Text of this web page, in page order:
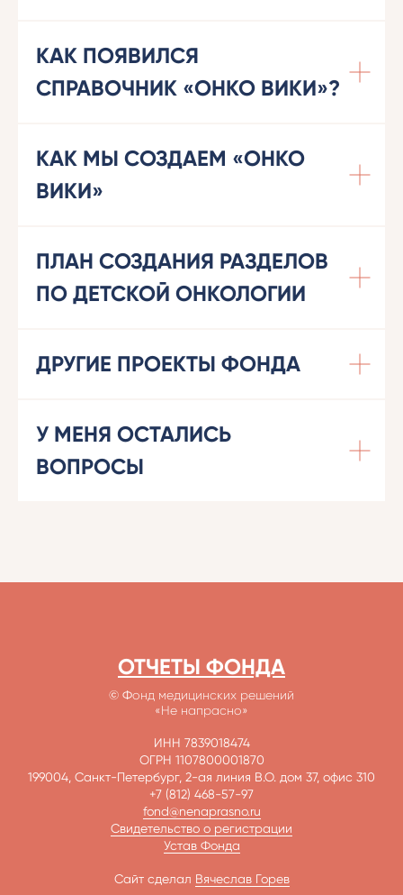
КАК ПОЯВИЛСЯ
СПРАВОЧНИК «ОНКО ВИКИ»?
КАК МЫ СОЗДАЕМ «ОНКО
ВИКИ»
ПЛАН СОЗДАНИЯ РАЗДЕЛОВ
ПО ДЕТСКОЙ ОНКОЛОГИИ
ДРУГИЕ ПРОЕКТЫ ФОНДА
У МЕНЯ ОСТАЛИСЬ
ВОПРОСЫ
ОТЧЕТЫ ФОНДА
© Фонд медицинских решений
«Не напрасно»
ИНН 7839018474
ОГРН 1107800001870
199004, Санкт-Петербург, 2-ая линия В.О. дом 37, офис 310
+7 (812) 468-57-97
fond@nenaprasno.ru
Свидетельство о регистрации
Устав Фонда
Сайт сделал Вячеслав Горев